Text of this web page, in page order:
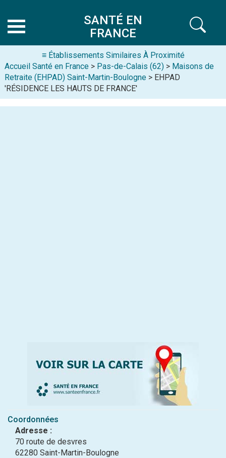
SANTÉ EN
FRANCE
≡ Établissements Similaires À Proximité
Accueil Santé en France > Pas-de-Calais (62) > Maisons de
Retraite (EHPAD) Saint-Martin-Boulogne > EHPAD
'RÉSIDENCE LES HAUTS DE FRANCE'
Coordonnées
Adresse :
70 route de desvres
62280 Saint-Martin-Boulogne